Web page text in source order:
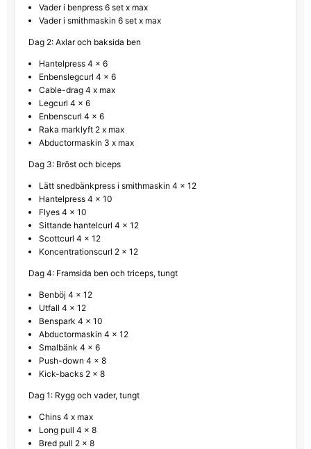
Vader i benpress 6 set x max
Vader i smithmaskin 6 set x max
Dag 2: Axlar och baksida ben
Hantelpress 4 x 6
Enbenslegcurl 4 x 6
Cable-drag 4 x max
Legcurl 4 x 6
Enbenscurl 4 x 6
Raka marklyft 2 x max
Abductormaskin 3 x max
Dag 3: Bröst och biceps
Lätt snedbänkpress i smithmaskin 4 x 12
Hantelpress 4 x 10
Flyes 4 x 10
Sittande hantelcurl 4 x 12
Scottcurl 4 x 12
Koncentrationscurl 2 x 12
Dag 4: Framsida ben och triceps, tungt
Benböj 4 x 12
Utfall 4 x 12
Benspark 4 x 10
Abductormaskin 4 x 12
Smalbänk 4 x 6
Push-down 4 x 8
Kick-backs 2 x 8
Dag 1: Rygg och vader, tungt
Chins 4 x max
Long pull 4 x 8
Bred pull 2 x 8